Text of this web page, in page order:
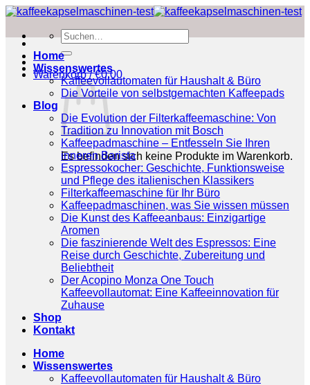
Zum
springen
Suchen
nach:
Warenkorb /€0.00
Es befinden sich keine Produkte im Warenkorb.
Home
Wissenswertes
Kaffeevollautomaten für Haushalt & Büro
Die Vorteile von selbstgemachten Kaffeepads
Blog
Die Evolution der Filterkaffeemaschine: Von
Tradition zu Innovation mit Bosch
Kaffeepadmaschine – Entfesseln Sie Ihren
inneren Barista
Espressokocher: Geschichte, Funktionsweise
und Pflege des italienischen Klassikers
Filterkaffeemaschine für Ihr Büro
Kaffeepadmaschinen, was Sie wissen müssen
Die Kunst des Kaffeeanbaus: Einzigartige
Aromen
Die faszinierende Welt des Espressos: Eine
Reise durch Geschichte, Zubereitung und
Beliebtheit
Der Acopino Monza One Touch
Kaffeevollautomat: Eine Kaffeeinnovation für
Zuhause
Shop
Kontakt
Home
Wissenswertes
Kaffeevollautomaten für Haushalt & Büro